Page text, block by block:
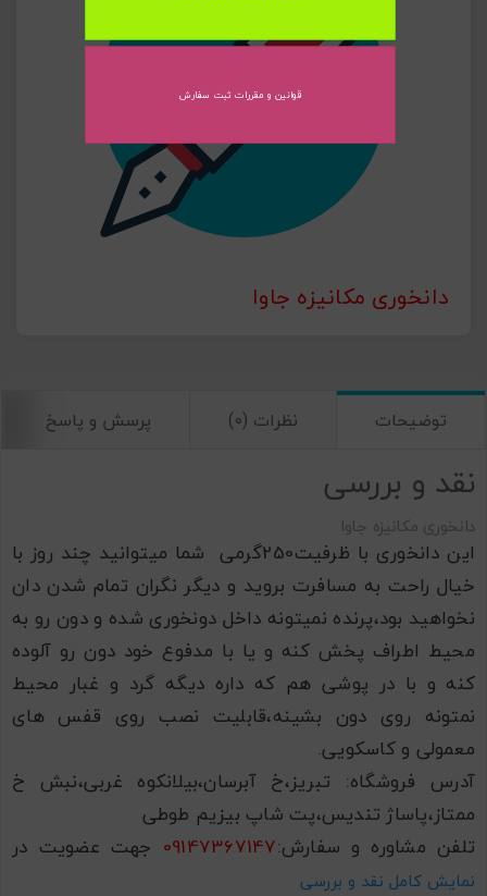
دانخوری مکانیزه جاوا
توضیحات نظرات (0) پرسش و پاسخ
نقد و بررسی
دانخوری مکانیزه جاوا
این دانخوری با ظرفیت250گرمی شما میتوانید چند روز با
خیال راحت به مسافرت بروید و دیگر نگران تمام شدن دان
نخواهید بود،پرنده نمیتونه داخل دونخوری شده و دون رو به
محیط اطراف پخش کنه و یا با مدفوع خود دون رو آلوده
کنه و با در پوشی هم که داره دیگه گرد و غبار محیط
نمتونه روی دون بشینه،قابلیت نصب روی قفس های
معمولی و کاسکویی.
آدرس فروشگاه: تبریز،خ آبرسان،بیلانکوه غربی،نبش خ
ممتاز،پاساژ تندیس،پت شاپ بیزیم طوطی
تلفن مشاوره و سفارش:09147367147 جهت عضویت در
پیج اینستاگرامی فروشگاه بیزیم طوطی
نمایش کامل نقد و بررسی
قوانین و مقررات ثبت سفارش